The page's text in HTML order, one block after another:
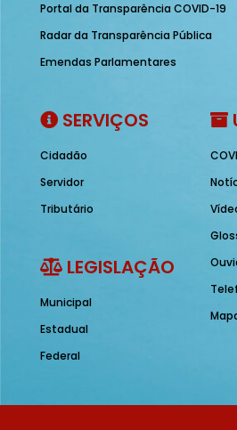
Portal da Transparência COVID-19
Radar da Transparência Pública
Emendas Parlamentares
SERVIÇOS
Cidadão
Servidor
Tributário
LEGISLAÇÃO
Municipal
Estadual
Federal